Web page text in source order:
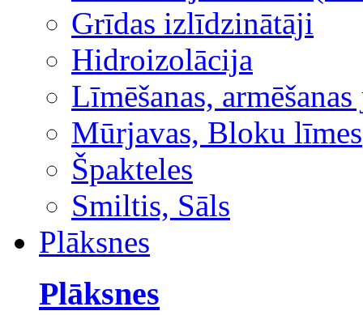
Grīdas izlīdzinātāji
Hidroizolācija
Līmēšanas, armēšanas
Mūrjavas, Bloku līmes
Špakteles
Smiltis, Sāls
Plāksnes
Plāksnes